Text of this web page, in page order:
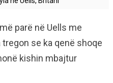
parë në Uells me
se ka qenë shoqe
kishin mbajtur